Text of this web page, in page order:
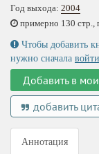
Год выхода: 2004
примерно 130 стр.,
Чтобы добавить
нужно сначала
Добавить в
добавить
Аннотация